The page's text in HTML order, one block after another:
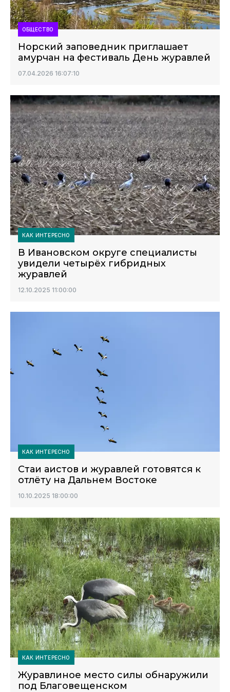
ОБЩЕСТВО
Норский заповедник приглашает
амурчан на фестиваль День журавлей
07.04.2026 16:07:10
КАК ИНТЕРЕСНО
В Ивановском округе специалисты
увидели четырёх гибридных
журавлей
12.10.2025 11:00:00
КАК ИНТЕРЕСНО
Стаи аистов и журавлей готовятся к
отлёту на Дальнем Востоке
10.10.2025 18:00:00
КАК ИНТЕРЕСНО
Журавлиное место силы обнаружили
под Благовещенском